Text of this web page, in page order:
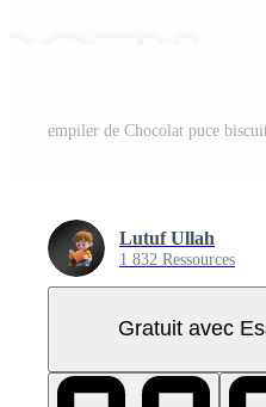
Lutuf Ullah
1 832 Ressources
Gratuit avec